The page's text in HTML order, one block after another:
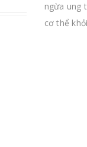
ngừa ung
cơ thể